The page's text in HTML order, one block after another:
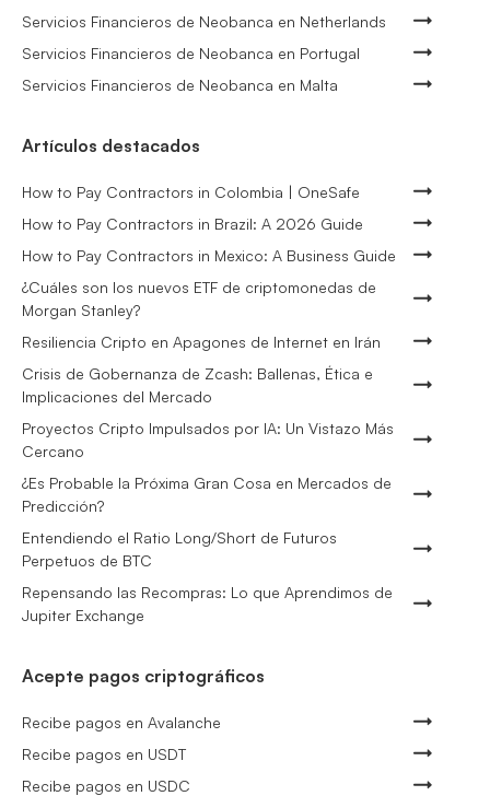
Servicios Financieros de Neobanca en Netherlands
Servicios Financieros de Neobanca en Portugal
Servicios Financieros de Neobanca en Malta
Artículos destacados
How to Pay Contractors in Colombia | OneSafe
How to Pay Contractors in Brazil: A 2026 Guide
How to Pay Contractors in Mexico: A Business Guide
¿Cuáles son los nuevos ETF de criptomonedas de
Morgan Stanley?
Resiliencia Cripto en Apagones de Internet en Irán
Crisis de Gobernanza de Zcash: Ballenas, Ética e
Implicaciones del Mercado
Proyectos Cripto Impulsados por IA: Un Vistazo Más
Cercano
¿Es Probable la Próxima Gran Cosa en Mercados de
Predicción?
Entendiendo el Ratio Long/Short de Futuros
Perpetuos de BTC
Repensando las Recompras: Lo que Aprendimos de
Jupiter Exchange
Acepte pagos criptográficos
Recibe pagos en Avalanche
Recibe pagos en USDT
Recibe pagos en USDC